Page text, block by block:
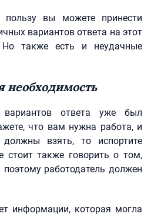
пользу вы можете принести
вариантов ответа на этот
Но также есть и неудачные
ответа уже был
что вам нужна работа, и
взять, то испортите
стоит также говорить о том,
поэтому работодатель должен
информации, которая могла